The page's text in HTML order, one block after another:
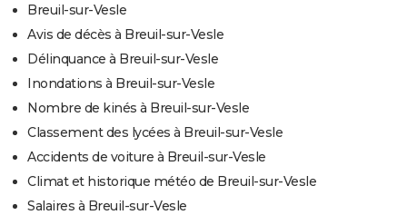
Breuil-sur-Vesle
Avis de décès à Breuil-sur-Vesle
Délinquance à Breuil-sur-Vesle
Inondations à Breuil-sur-Vesle
Nombre de kinés à Breuil-sur-Vesle
Classement des lycées à Breuil-sur-Vesle
Accidents de voiture à Breuil-sur-Vesle
Climat et historique météo de Breuil-sur-Vesle
Salaires à Breuil-sur-Vesle